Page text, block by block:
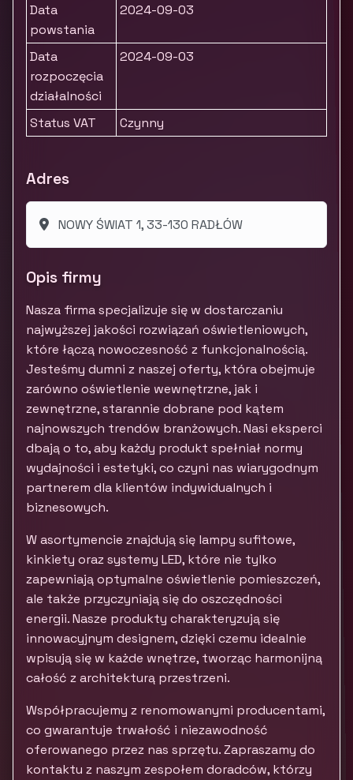
Data
powstania
2024-09-03
Data
rozpoczęcia
działalności
2024-09-03
Status VAT Czynny
Adres
NOWY ŚWIAT 1, 33-130 RADŁÓW
Opis firmy
Nasza firma specjalizuje się w dostarczaniu
najwyższej jakości rozwiązań oświetleniowych,
które łączą nowoczesność z funkcjonalnością.
Jesteśmy dumni z naszej oferty, która obejmuje
zarówno oświetlenie wewnętrzne, jak i
zewnętrzne, starannie dobrane pod kątem
najnowszych trendów branżowych. Nasi eksperci
dbają o to, aby każdy produkt spełniał normy
wydajności i estetyki, co czyni nas wiarygodnym
partnerem dla klientów indywidualnych i
biznesowych.
W asortymencie znajdują się lampy sufitowe,
kinkiety oraz systemy LED, które nie tylko
zapewniają optymalne oświetlenie pomieszczeń,
ale także przyczyniają się do oszczędności
energii. Nasze produkty charakteryzują się
innowacyjnym designem, dzięki czemu idealnie
wpisują się w każde wnętrze, tworząc harmonijną
całość z architekturą przestrzeni.
Współpracujemy z renomowanymi producentami,
co gwarantuje trwałość i niezawodność
oferowanego przez nas sprzętu. Zapraszamy do
kontaktu z naszym zespołem doradców, którzy